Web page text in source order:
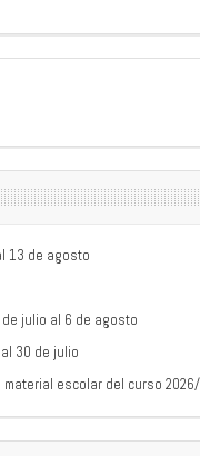
13 de agosto
julio al 6 de agosto
30 de julio
escolar del curso